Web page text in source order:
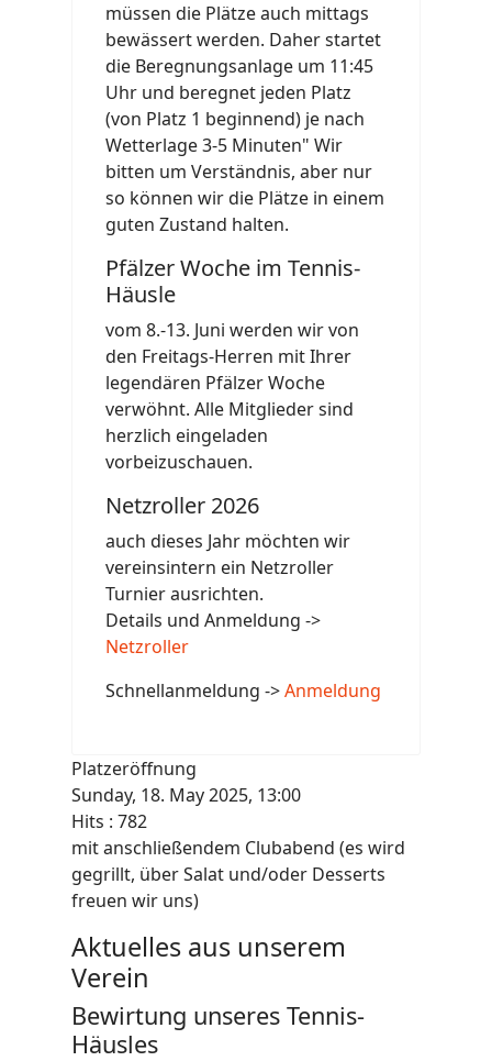
müssen die Plätze auch mittags
bewässert werden. Daher startet
die Beregnungsanlage um 11:45
Uhr und beregnet jeden Platz
(von Platz 1 beginnend) je nach
Wetterlage 3-5 Minuten" Wir
bitten um Verständnis, aber nur
so können wir die Plätze in einem
guten Zustand halten.
Pfälzer Woche im Tennis-
Häusle
vom 8.-13. Juni werden wir von
den Freitags-Herren mit Ihrer
legendären Pfälzer Woche
verwöhnt. Alle Mitglieder sind
herzlich eingeladen
vorbeizuschauen.
Netzroller 2026
auch dieses Jahr möchten wir
vereinsintern ein Netzroller
Turnier ausrichten.
Details und Anmeldung ->
Netzroller
Schnellanmeldung ->Anmeldung
Platzeröffnung
Sunday, 18. May 2025, 13:00
Hits : 782
mit anschließendem Clubabend (es wird
gegrillt, über Salat und/oder Desserts
freuen wir uns)
Aktuelles aus unserem
Verein
Bewirtung unseres Tennis-
Häusles